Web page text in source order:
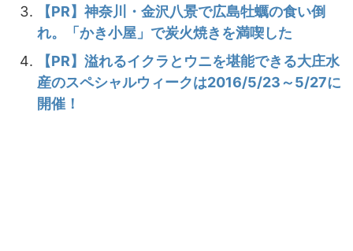
【PR】神奈川・金沢八景で広島牡蠣の食い倒
れ。「かき小屋」で炭火焼きを満喫した
【PR】溢れるイクラとウニを堪能できる大庄水
産のスペシャルウィークは2016/5/23～5/27に
開催！